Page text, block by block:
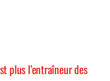
plus l’entraîneur des